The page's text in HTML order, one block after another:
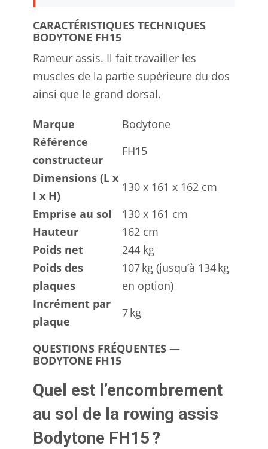
CARACTÉRISTIQUES TECHNIQUES
BODYTONE FH15
Rameur assis. Il fait travailler les
muscles de la partie supérieure du dos
ainsi que le grand dorsal.
Marque
Bodytone
Référence
constructeur
FH15
Dimensions (L x
l x H)
130 x 161 x 162 cm
Emprise au sol
130 x 161 cm
Hauteur
162 cm
Poids net
244 kg
Poids des
plaques
107 kg (jusqu’à 134 kg
en option)
Incrément par
plaque
7 kg
QUESTIONS FRÉQUENTES —
BODYTONE FH15
Quel est l’encombrement
au sol de la rowing assis
Bodytone FH15 ?